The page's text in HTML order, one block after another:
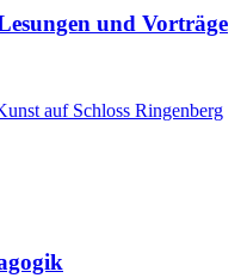
und Vorträge
auf Schloss Ringenberg